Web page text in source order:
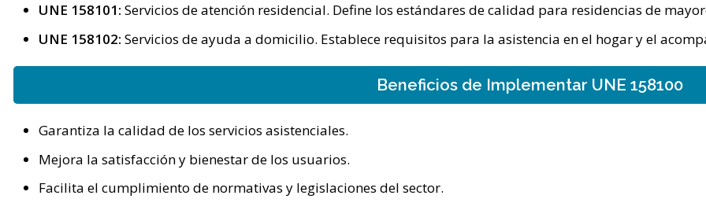
UNE 158101: Servicios de atención residencial. Define los estándares de calidad para residencias de
UNE 158102: Servicios de ayuda a domicilio. Establece requisitos para la asistencia en el hogar y el
Beneficios de Implementar UNE 158100
Garantiza la calidad de los servicios asistenciales.
Mejora la satisfacción y bienestar de los usuarios.
Facilita el cumplimiento de normativas y legislaciones del sector.